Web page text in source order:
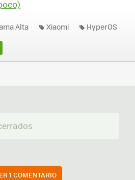
Alta Xiaomi HyperOS
1 COMENTARIO